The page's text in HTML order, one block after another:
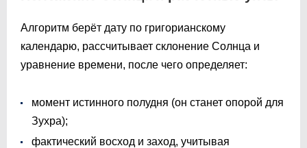
Алгоритм берёт дату по григорианскому
календарю, рассчитывает склонение Солнца и
уравнение времени, после чего определяет:
момент истинного полудня (он станет опорой для
Зухра);
фактический восход и заход, учитывая